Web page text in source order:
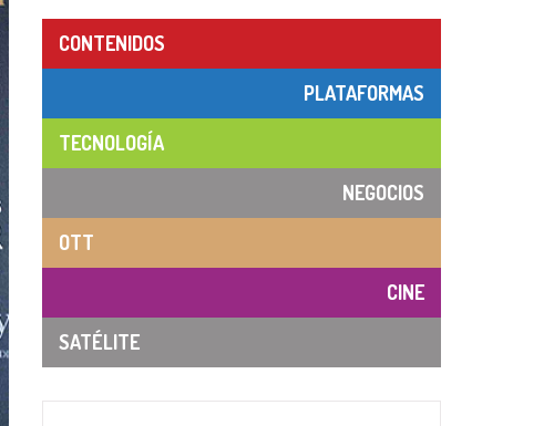
CONTENIDOS
PLATAFORMAS
TECNOLOGÍA
NEGOCIOS
OTT
CINE
SATÉLITE